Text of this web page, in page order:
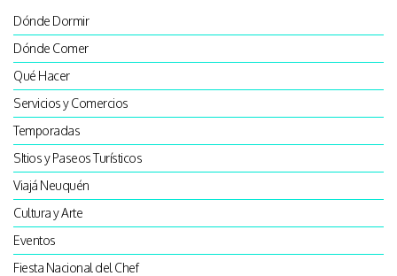
Dónde Dormir
Dónde Comer
Qué Hacer
Servicios y Comercios
Temporadas
SItios y Paseos Turísticos
Viajá Neuquén
Cultura y Arte
Eventos
Fiesta Nacional del Chef